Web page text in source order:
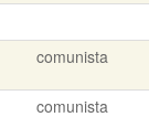
comunista
comunista